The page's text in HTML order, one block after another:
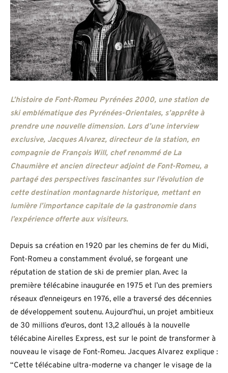
L’histoire de Font-Romeu Pyrénées 2000, une station de
ski emblématique des Pyrénées-Orientales, s’apprête à
prendre une nouvelle dimension. Lors d’une interview
exclusive, Jacques Alvarez, directeur de la station, en
compagnie de François Will, chef renommé de La
Chaumière et ancien directeur adjoint de Font-Romeu, a
partagé des perspectives fascinantes sur l’évolution de
cette destination montagnarde historique, mettant en
lumière l’importance capitale de la gastronomie dans
l’expérience offerte aux visiteurs.
Depuis sa création en 1920 par les chemins de fer du Midi,
Font-Romeu a constamment évolué, se forgeant une
réputation de station de ski de premier plan. Avec la
première télécabine inaugurée en 1975 et l’un des premiers
réseaux d’enneigeurs en 1976, elle a traversé des décennies
de développement soutenu. Aujourd’hui, un projet ambitieux
de 30 millions d’euros, dont 13,2 alloués à la nouvelle
télécabine Airelles Express, est sur le point de transformer à
nouveau le visage de Font-Romeu. Jacques Alvarez explique :
“Cette télécabine ultra-moderne va changer le visage de la